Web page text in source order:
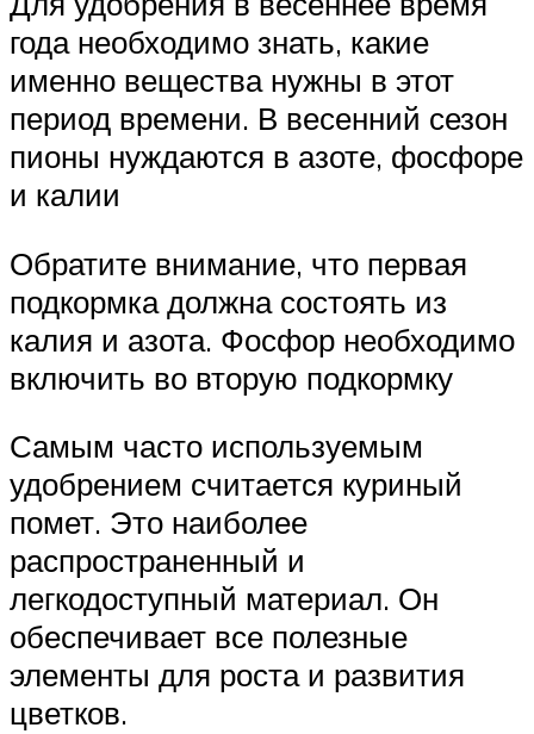
года необходимо знать, какие
именно вещества нужны в этот
период времени. В весенний сезон
пионы нуждаются в азоте, фосфоре
и калии
Обратите внимание, что первая
подкормка должна состоять из
калия и азота. Фосфор необходимо
включить во вторую подкормку
Самым часто используемым
удобрением считается куриный
помет. Это наиболее
распространенный и
легкодоступный материал. Он
обеспечивает все полезные
элементы для роста и развития
цветков.